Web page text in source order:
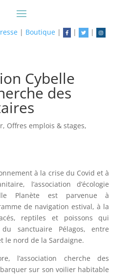
| Boutique| | |
Cybelle
des
, Offres emplois & stages,
à la crise du Covid et à
l’association d’écologie
Planète est parvenue à
de navigation estival, à la
reptiles et poissons qui
sanctuaire Pélagos, entre
le nord de la Sardaigne.
l’association cherche des
sur son voilier habitable